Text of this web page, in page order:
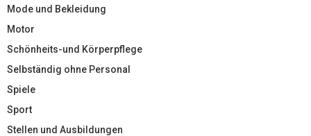
Mode und Bekleidung
Motor
Schönheits-und Körperpflege
Selbständig ohne Personal
Spiele
Sport
Stellen und Ausbildungen